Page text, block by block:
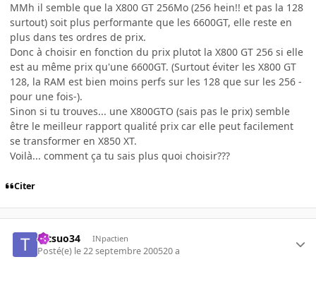
MMh il semble que la X800 GT 256Mo (256 hein!! et pas la 128
surtout) soit plus performante que les 6600GT, elle reste en
plus dans tes ordres de prix.
Donc à choisir en fonction du prix plutot la X800 GT 256 si elle
est au même prix qu'une 6600GT. (Surtout éviter les X800 GT
128, la RAM est bien moins perfs sur les 128 que sur les 256 -
pour une fois-).
Sinon si tu trouves... une X800GTO (sais pas le prix) semble
être le meilleur rapport qualité prix car elle peut facilement
se transformer en X850 XT.
Voilà... comment ça tu sais plus quoi choisir???
Citer
tetsuo34 INpactien
Posté(e) le 22 septembre 200520 a